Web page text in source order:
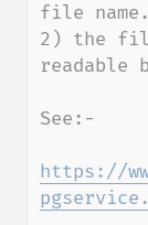
file name.
2) the
readable
See:-
https://